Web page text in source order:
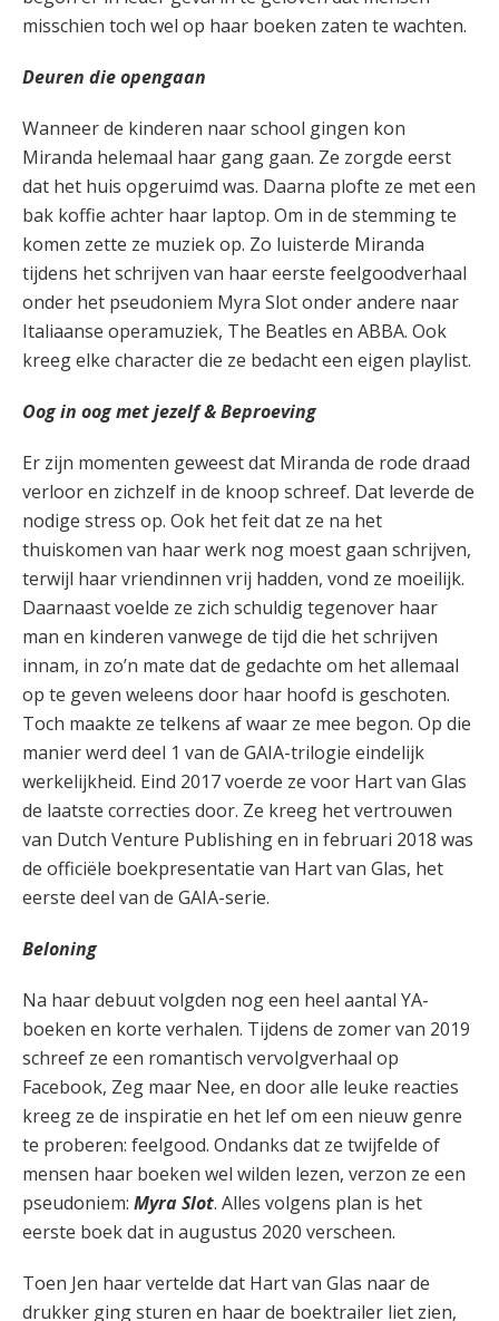
misschien toch wel op haar boeken zaten te wachten.
Deuren die opengaan
Wanneer de kinderen naar school gingen kon
Miranda helemaal haar gang gaan. Ze zorgde eerst
dat het huis opgeruimd was. Daarna plofte ze met een
bak koffie achter haar laptop. Om in de stemming te
komen zette ze muziek op. Zo luisterde Miranda
tijdens het schrijven van haar eerste feelgoodverhaal
onder het pseudoniem Myra Slot onder andere naar
Italiaanse operamuziek, The Beatles en ABBA. Ook
kreeg elke character die ze bedacht een eigen playlist.
Oog in oog met jezelf & Beproeving
Er zijn momenten geweest dat Miranda de rode draad
verloor en zichzelf in de knoop schreef. Dat leverde de
nodige stress op. Ook het feit dat ze na het
thuiskomen van haar werk nog moest gaan schrijven,
terwijl haar vriendinnen vrij hadden, vond ze moeilijk.
Daarnaast voelde ze zich schuldig tegenover haar
man en kinderen vanwege de tijd die het schrijven
innam, in zo’n mate dat de gedachte om het allemaal
op te geven weleens door haar hoofd is geschoten.
Toch maakte ze telkens af waar ze mee begon. Op die
manier werd deel 1 van de GAIA-trilogie eindelijk
werkelijkheid. Eind 2017 voerde ze voor Hart van Glas
de laatste correcties door. Ze kreeg het vertrouwen
van Dutch Venture Publishing en in februari 2018 was
de officiële boekpresentatie van Hart van Glas, het
eerste deel van de GAIA-serie.
Beloning
Na haar debuut volgden nog een heel aantal YA-
boeken en korte verhalen. Tijdens de zomer van 2019
schreef ze een romantisch vervolgverhaal op
Facebook, Zeg maar Nee, en door alle leuke reacties
kreeg ze de inspiratie en het lef om een nieuw genre
te proberen: feelgood. Ondanks dat ze twijfelde of
mensen haar boeken wel wilden lezen, verzon ze een
pseudoniem: Myra Slot. Alles volgens plan is het
eerste boek dat in augustus 2020 verscheen.
Toen Jen haar vertelde dat Hart van Glas naar de
drukker ging sturen en haar de boektrailer liet zien,